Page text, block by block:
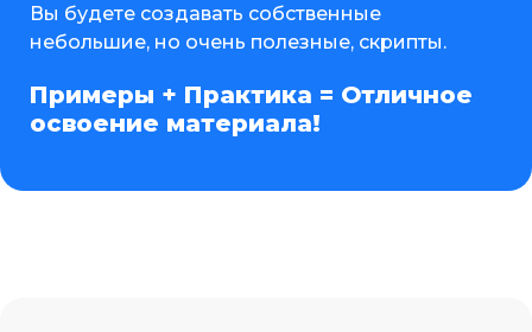
Вы будете создавать собственные
небольшие, но очень полезные, скрипты.
Примеры + Практика = Отличное
освоение материала!